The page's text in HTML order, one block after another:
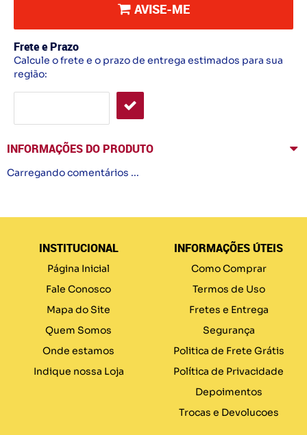
AVISE-ME
Frete e Prazo
Calcule o frete e o prazo de entrega estimados para sua
região:
INFORMAÇÕES DO PRODUTO
Carregando comentários ...
INSTITUCIONAL
Página Inicial
Fale Conosco
Mapa do Site
Quem Somos
Onde estamos
Indique nossa Loja
INFORMAÇÕES ÚTEIS
Como Comprar
Termos de Uso
Fretes e Entrega
Segurança
Politica de Frete Grátis
Política de Privacidade
Depoimentos
Trocas e Devolucoes